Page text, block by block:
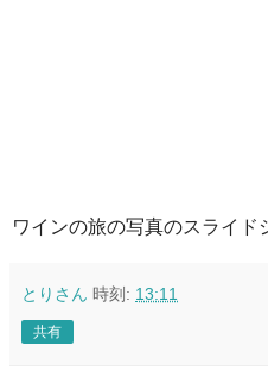
ワインの旅の写真のスライド
とりさん 時刻: 13:11
共有